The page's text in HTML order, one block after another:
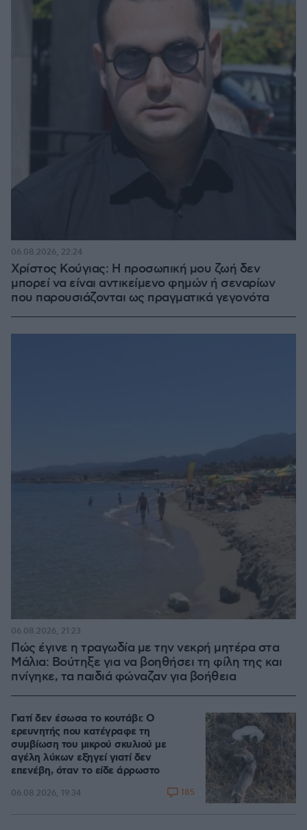
Χρίστος Κούγιας: Η προσωπική μου ζωή δεν
μπορεί να είναι αντικείμενο φημών ή σεναρίων
που παρουσιάζονται ως πραγματικά γεγονότα
06.08.2026, 22:24
Πώς έγινε η τραγωδία με την νεκρή μητέρα στα
Μάλια: Βούτηξε για να βοηθήσει τη φίλη της και
πνίγηκε, τα παιδιά φώναζαν για βοήθεια
06.08.2026, 21:23
Γιατί δεν έσωσα το κουτάβι: Ο
ερευνητής που κατέγραφε τη
συμβίωση του μικρού σκυλιού με
αγέλη λύκων εξηγεί γιατί δεν
επενέβη, όταν το είδε άρρωστο
06.08.2026, 19:34 185